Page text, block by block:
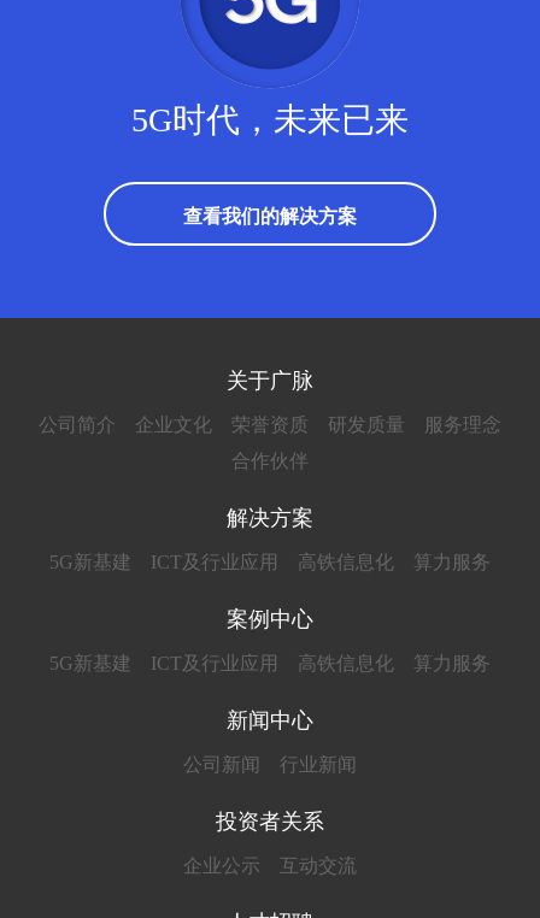
5G时代，未来已来
查看我们的解决方案
关于广脉
公司简介 企业文化 荣誉资质 研发质量
服务理念
合作伙伴
解决方案
5G新基建 ICT及行业应用 高铁信息化 算力服务
案例中心
5G新基建 ICT及行业应用 高铁信息化 算力服务
新闻中心
公司新闻 行业新闻
投资者关系
企业公示 互动交流